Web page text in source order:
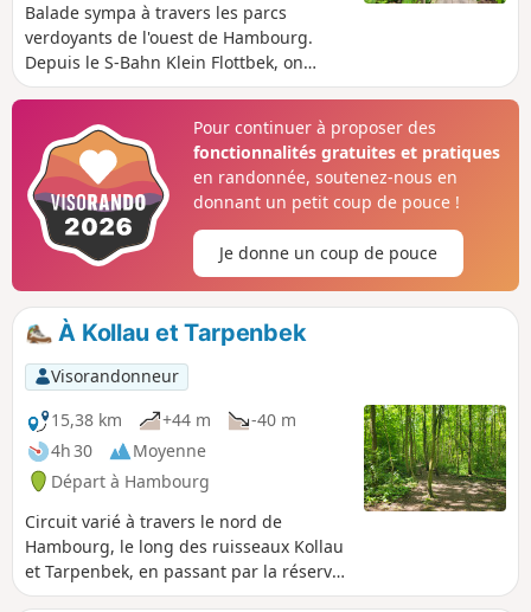
Balade sympa à travers les parcs
verdoyants de l'ouest de Hambourg.
Depuis le S-Bahn Klein Flottbek, on
passe d'abord par le Derbypark jusqu'à
avant de découvrir le magnifique jardin
botanique de l'autre côté. Un must pour
tous les fans de plantes.
Pour continuer à proposer des
fonctionnalités gratuites et pratiques
en randonnée, soutenez-nous en
donnant un petit coup de pouce !
Je donne un coup de pouce
À Kollau et Tarpenbek
Visorandonneur
15,38 km
+44 m
-40 m
4h 30
Moyenne
Départ à Hambourg
Circuit varié à travers le nord de
Hambourg, le long des ruisseaux Kollau
et Tarpenbek, en passant par la réserve
animalière de Niendorf et l'aéroport de